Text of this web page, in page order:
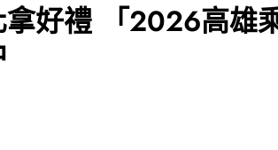
好禮 「2026高雄